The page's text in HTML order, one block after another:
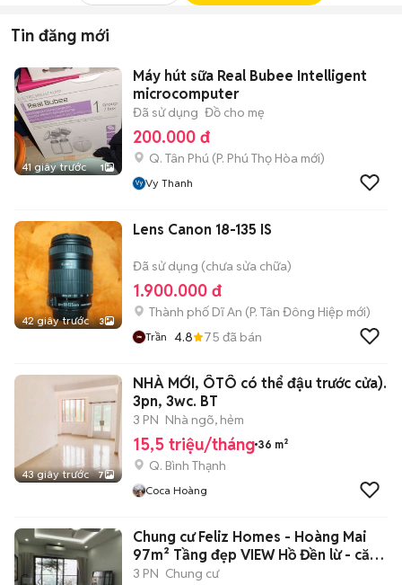
Tin đăng mới
41 giây trước 1
Máy hút sữa Real Bubee Intelligent
microcomputer
Đã sử dụng Đồ cho mẹ
200.000 đ
Q. Tân Phú (P. Phú Thọ Hòa mới)
Vy Thanh
42 giây trước 3
Lens Canon 18-135 IS
Đã sử dụng (chưa sửa chữa)
1.900.000 đ
Thành phố Dĩ An (P. Tân Đông Hiệp mới)
Trần 4.8 75 đã bán
43 giây trước 7
NHÀ MỚI, ÔTÔ có thể đậu trước cửa).
3pn, 3wc. BT
3 PN Nhà ngõ, hẻm
15,5 triệu/tháng 36 m²
Q. Bình Thạnh
Coca Hoàng
Chung cư Feliz Homes - Hoàng Mai
97m² Tầng đẹp VIEW Hồ Đền lừ - căn
V
3 PN Chung cư